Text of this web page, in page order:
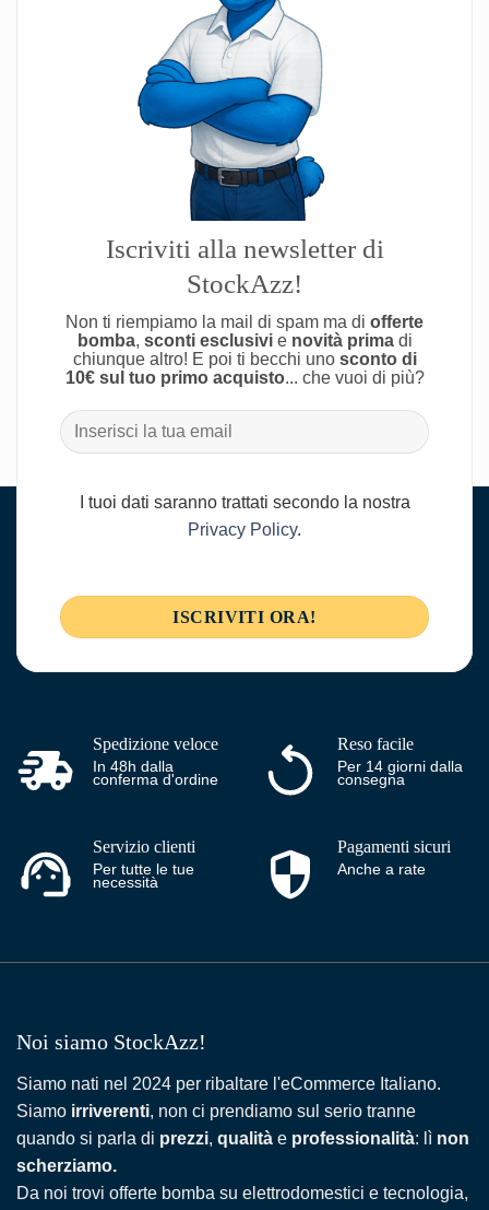
Iscriviti alla newsletter di
StockAzz!
Non ti riempiamo la mail di spam ma di offerte
bomba, sconti esclusivie novità primadi
chiunque altro! E poi ti becchi uno sconto di
10€ sul tuo primo acquisto... che vuoi di più?
I tuoi dati saranno trattati secondo la nostra
Privacy Policy.
Spedizione veloce
In 48h dalla
conferma d'ordine
Reso facile
Per 14 giorni dalla
consegna
Servizio clienti
Per tutte le tue
necessità
Pagamenti sicuri
Anche a rate
Noi siamo StockAzz!
Siamo nati nel 2024 per ribaltare l'eCommerce Italiano.
Siamo irriverenti, non ci prendiamo sul serio tranne
quando si parla di prezzi, qualità e professionalità: lì non
scherziamo.
Da noi trovi offerte bomba su elettrodomestici e tecnologia,